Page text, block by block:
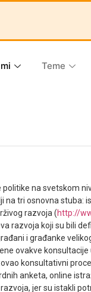
Teme
na svetskom
na tri osnovna
razvoja (http://
razvoja koji su bili
i građanke
ovakve
konsultativni
anketa, online
jer su istakli